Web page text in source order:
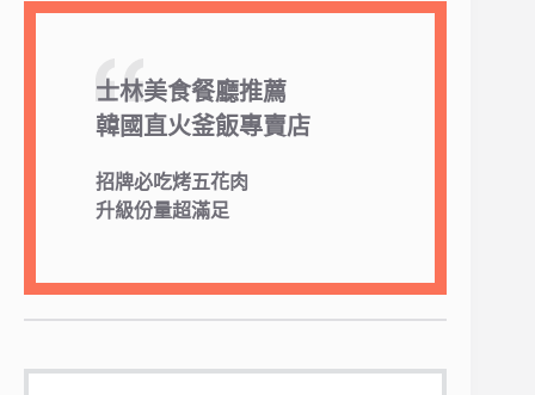
士林美食餐廳推薦
韓國直火釜飯專賣店
招牌必吃烤五花肉
升級份量超滿足